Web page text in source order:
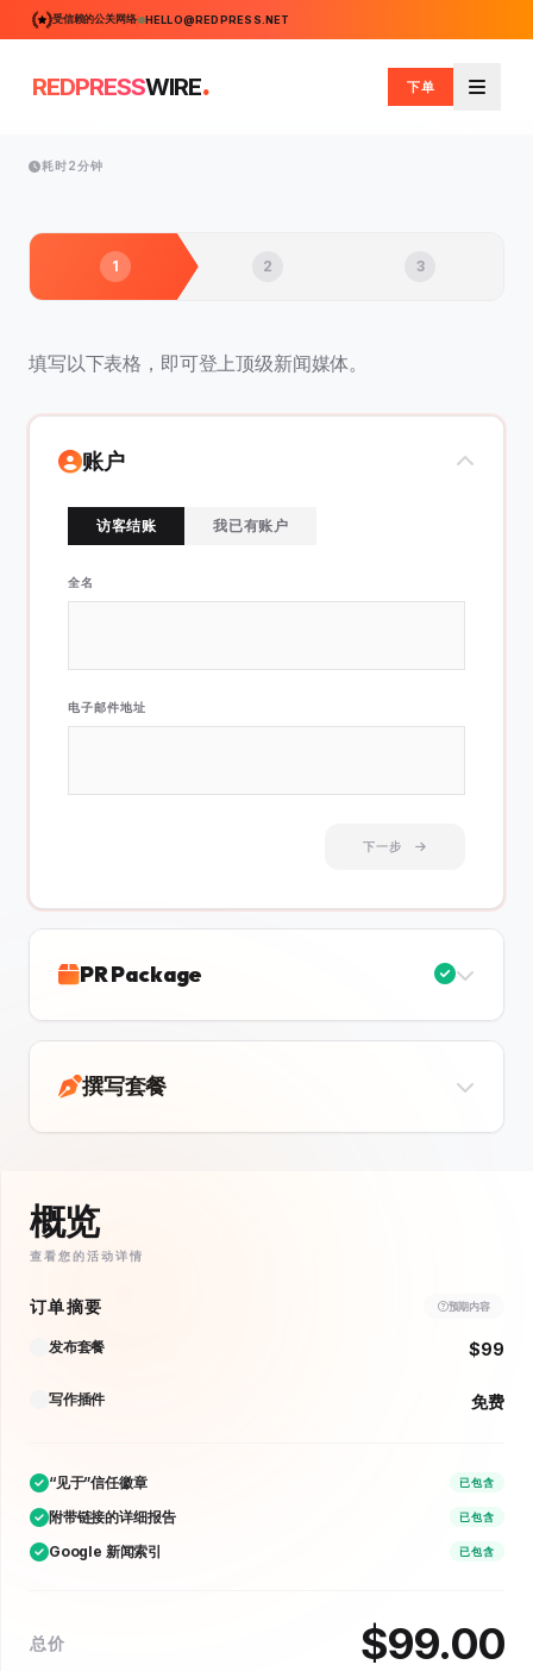
受信赖的公关网络 HELLO@REDPRESS.NET
REDPRESSWIRE. 下单
菜单
耗时2分钟
1 2 3
填写以下表格，即可登上顶级新闻媒体。
账户
访客结账 我已有账户
全名
电子邮件地址
下一步
PR Package
撰写套餐
概览
查看您的活动详情
订单摘要 预期内容
发布套餐 $99
写作插件 免费
“见于”信任徽章 已包含
附带链接的详细报告 已包含
Google 新闻索引 已包含
总价 $99.00